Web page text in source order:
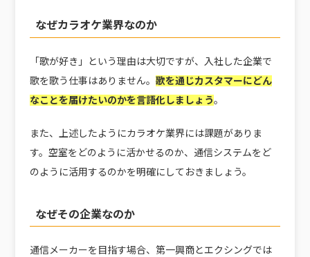
なぜカラオケ業界なのか
「歌が好き」という理由は大切ですが、入社した企業で
歌を歌う仕事はありません。 歌を通じカスタマーにどん
なことを届けたいのかを言語化しましょう。
また、上述したようにカラオケ業界には課題がありま
す。空室をどのように活かせるのか、通信システムをど
のように活用するのかを明確にしておきましょう。
なぜその企業なのか
通信メーカーを目指す場合、第一興商とエクシングでは